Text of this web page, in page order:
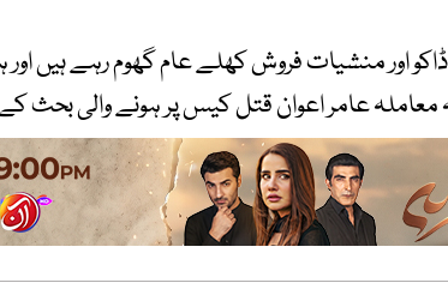
ڈاکو اور منشیات فروش کھلے عام گھوم رہے ہیں
عامر اعوان قتل کیس پر ہونے والی بحث کے